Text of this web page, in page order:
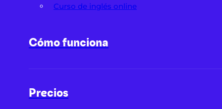
Curso de inglés online
Cómo funciona
Precios